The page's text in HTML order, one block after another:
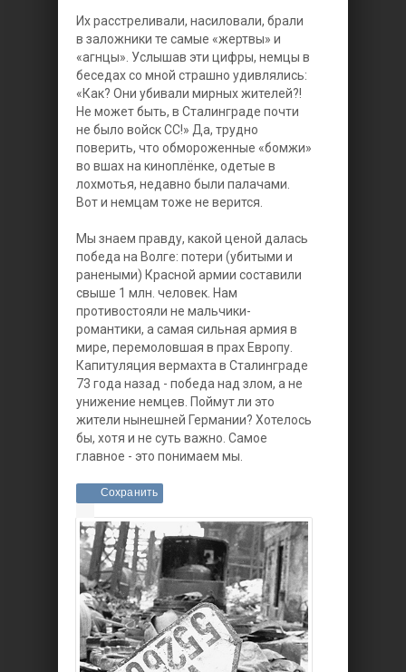
Их расстреливали, насиловали, брали
в заложники те самые «жертвы» и
«агнцы». Услышав эти цифры, немцы в
беседах со мной страшно удивлялись:
«Как? Они убивали мирных жителей?!
Не может быть, в Сталинграде почти
не было войск СС!» Да, трудно
поверить, что обмороженные «бомжи»
во вшах на киноплёнке, одетые в
лохмотья, недавно были палачами.
Вот и немцам тоже не верится.
Мы знаем правду, какой ценой далась
победа на Волге: потери (убитыми и
ранеными) Красной армии составили
свыше 1 млн. человек. Нам
противостояли не мальчики-
романтики, а самая сильная армия в
мире, перемоловшая в прах Европу.
Капитуляция вермахта в Сталинграде
73 года назад - победа над злом, а не
унижение немцев. Поймут ли это
жители нынешней Германии? Хотелось
бы, хотя и не суть важно. Самое
главное - это понимаем мы.
Сохранить